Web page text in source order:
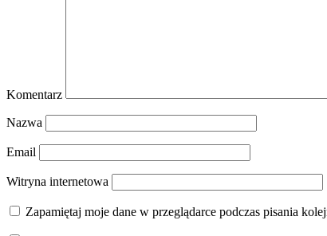
Komentarz
Nazwa
Email
Witryna internetowa
Zapamiętaj moje dane w przeglądarce podczas pisania